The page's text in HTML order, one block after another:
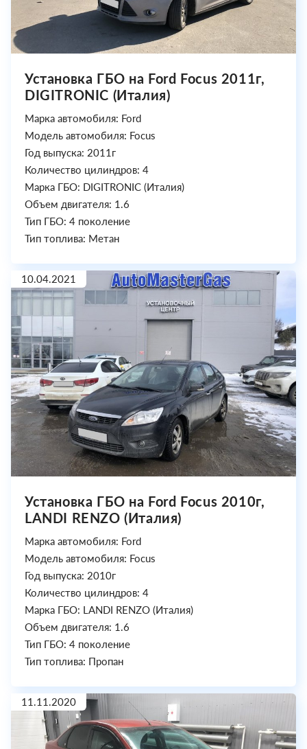
Установка ГБО на Ford Focus 2011г,
DIGITRONIC (Италия)
Марка автомобиля: Ford
Модель автомобиля: Focus
Год выпуска: 2011г
Количество цилиндров: 4
Марка ГБО: DIGITRONIC (Италия)
Объем двигателя: 1.6
Тип ГБО: 4 поколение
Тип топлива: Метан
10.04.2021
Установка ГБО на Ford Focus 2010г,
LANDI RENZO (Италия)
Марка автомобиля: Ford
Модель автомобиля: Focus
Год выпуска: 2010г
Количество цилиндров: 4
Марка ГБО: LANDI RENZO (Италия)
Объем двигателя: 1.6
Тип ГБО: 4 поколение
Тип топлива: Пропан
11.11.2020